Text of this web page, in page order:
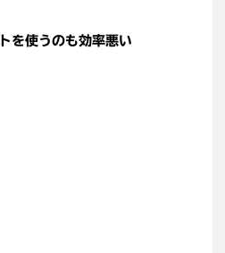
を使うのも効率悪い